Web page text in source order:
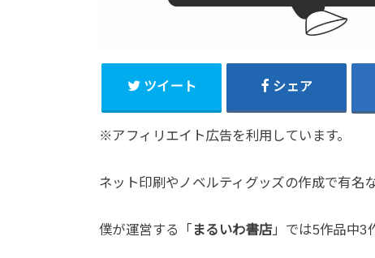
ツイート シェア
※アフィリエイト広告を利用しています。
ネット印刷やノベルティグッズの作成で有名
僕が運営する「 まるいわ書店 」では5作品中3